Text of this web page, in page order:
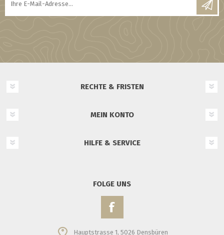
RECHTE & FRISTEN
MEIN KONTO
HILFE & SERVICE
FOLGE UNS
Hauptstrasse 1, 5026 Densbüren